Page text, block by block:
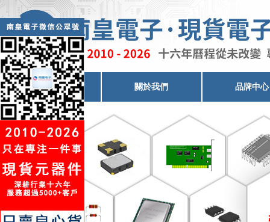
電子元器件代理 關於我們 品牌中心